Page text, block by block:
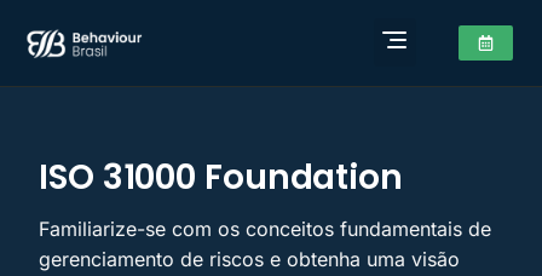
ISO 31000 Foundation
Familiarize-se com os conceitos fundamentais de
gerenciamento de riscos e obtenha uma visão